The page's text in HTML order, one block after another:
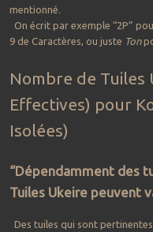
mentionné.
On écrit par exemple “2P”
9 de Caractères, ou juste Ton
Nombre de Tuiles
Effectives) pour
Isolées)
“Dépendamment des
Tuiles Ukeire peuvent
Des tuiles qui sont